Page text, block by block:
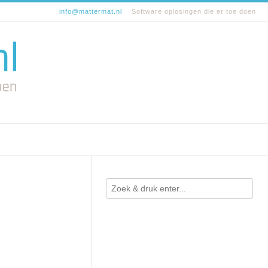
info@mattermat.nl Software oplosingen die er toe doen